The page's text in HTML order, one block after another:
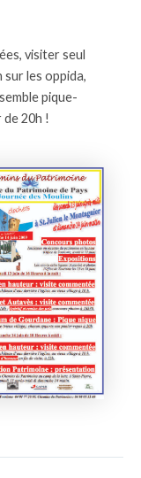
visiter seul
les oppida,
pique-
20h !